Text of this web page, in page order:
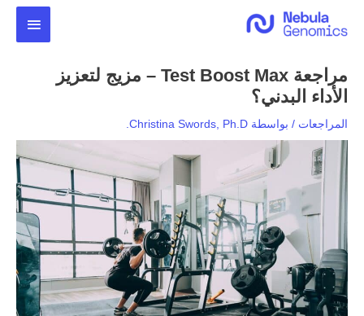
المحتوى
مراجعة Test Boost Max – مزيج لتعزيز
الأداء البدني؟
المراجعات / بواسطة Christina Swords, Ph.D.